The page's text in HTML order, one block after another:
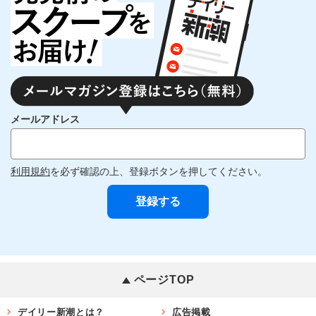
メールアドレス
利用規約を必ず確認の上、登録ボタンを押してください。
ページTOP
デイリー新潮とは？ 広告掲載